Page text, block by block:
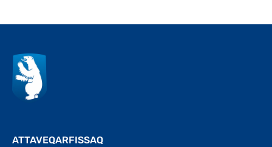
ATTAVEQARFISSAQ